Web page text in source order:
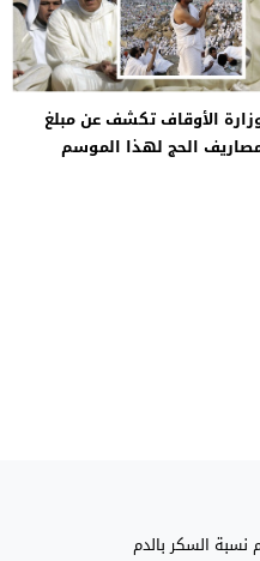
الأوقاف تكشف عن مبلغ
الحج لهذا الموسم
السكر بالدم